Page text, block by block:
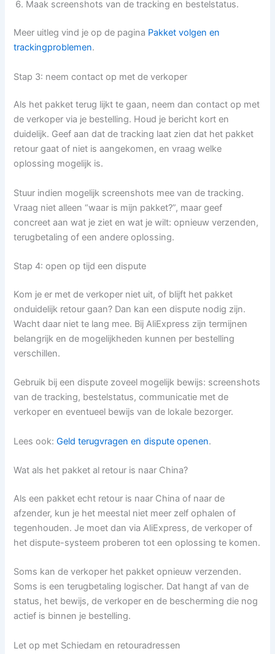
Maak screenshots van de tracking en bestelstatus.
Meer uitleg vind je op de pagina Pakket volgen en
trackingproblemen.
Stap 3: neem contact op met de verkoper
Als het pakket terug lijkt te gaan, neem dan contact op met
de verkoper via je bestelling. Houd je bericht kort en
duidelijk. Geef aan dat de tracking laat zien dat het pakket
retour gaat of niet is aangekomen, en vraag welke
oplossing mogelijk is.
Stuur indien mogelijk screenshots mee van de tracking.
Vraag niet alleen “waar is mijn pakket?”, maar geef
concreet aan wat je ziet en wat je wilt: opnieuw verzenden,
terugbetaling of een andere oplossing.
Stap 4: open op tijd een dispute
Kom je er met de verkoper niet uit, of blijft het pakket
onduidelijk retour gaan? Dan kan een dispute nodig zijn.
Wacht daar niet te lang mee. Bij AliExpress zijn termijnen
belangrijk en de mogelijkheden kunnen per bestelling
verschillen.
Gebruik bij een dispute zoveel mogelijk bewijs: screenshots
van de tracking, bestelstatus, communicatie met de
verkoper en eventueel bewijs van de lokale bezorger.
Lees ook:Geld terugvragen en dispute openen.
Wat als het pakket al retour is naar China?
Als een pakket echt retour is naar China of naar de
afzender, kun je het meestal niet meer zelf ophalen of
tegenhouden. Je moet dan via AliExpress, de verkoper of
het dispute-systeem proberen tot een oplossing te komen.
Soms kan de verkoper het pakket opnieuw verzenden.
Soms is een terugbetaling logischer. Dat hangt af van de
status, het bewijs, de verkoper en de bescherming die nog
actief is binnen je bestelling.
Let op met Schiedam en retouradressen